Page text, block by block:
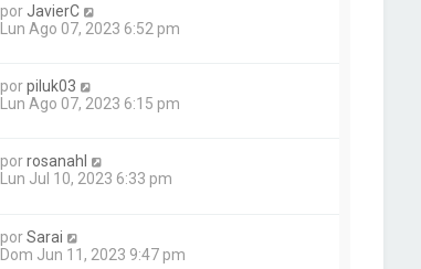
por JavierC
Lun Ago 07, 2023 6:52 pm
porpiluk03
Lun Ago 07, 2023 6:15 pm
porrosanahl
Lun Jul 10, 2023 6:33 pm
porSarai
Dom Jun 11, 2023 9:47 pm